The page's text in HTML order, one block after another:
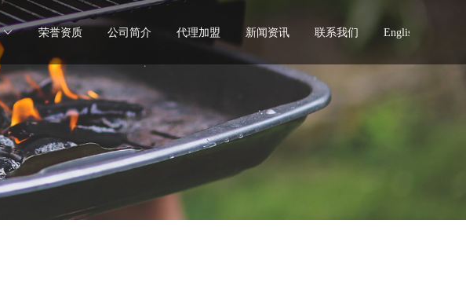
荣誉资质 公司简介 代理加盟 新闻资讯 联系我们 English